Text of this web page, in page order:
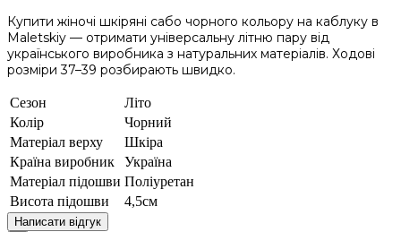
Купити жіночі шкіряні сабо чорного кольору на каблуку в
Maletskiy — отримати універсальну літню пару від
українського виробника з натуральних матеріалів. Ходові
розміри 37–39 розбирають швидко.
Сезон
Літо
Колір
Чорний
Матеріал верху
Шкіра
Країна виробник
Україна
Матеріал підошви Поліуретан
Висота підошви
4,5см
Написати відгук